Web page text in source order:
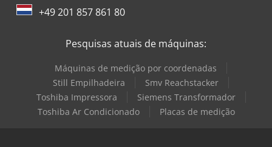
+49 201 857 861 80
Pesquisas atuais de máquinas:
Máquinas de medição por coordenadas
Still Empilhadeira
Smv Reachstacker
Toshiba Impressora
Siemens Transformador
Toshiba Ar Condicionado
Placas de medição